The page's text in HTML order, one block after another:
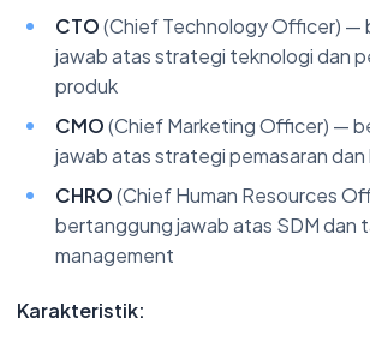
CTO(Chief Technology Officer) —
jawab atas strategi teknologi dan
produk
CMO(Chief Marketing Officer) —
jawab atas strategi pemasaran dan
CHRO(Chief Human Resources
bertanggung jawab atas SDM dan
management
Karakteristik: